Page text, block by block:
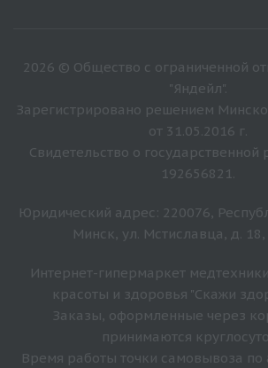
2026 © Общество с ограниченной
"Яндейл".
Зарегистрировано решением
от 31.05.2016 г.
Свидетельство о
192656821.
Юридический адрес: 220076,
Минск, ул. Мстиславца, д.
Интернет-гипермаркет
красоты и здоровья "Скажи
Заказы, оформленные через
принимаются
Время работы точки самовывоза по